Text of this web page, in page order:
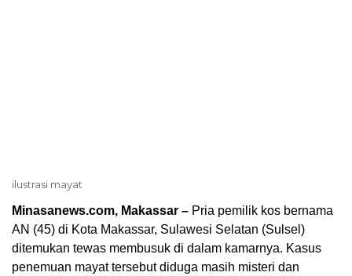
ilustrasi mayat
Minasanews.com, Makassar – Pria pemilik kos bernama
AN (45) di Kota Makassar, Sulawesi Selatan (Sulsel)
ditemukan tewas membusuk di dalam kamarnya. Kasus
penemuan mayat tersebut diduga masih misteri dan